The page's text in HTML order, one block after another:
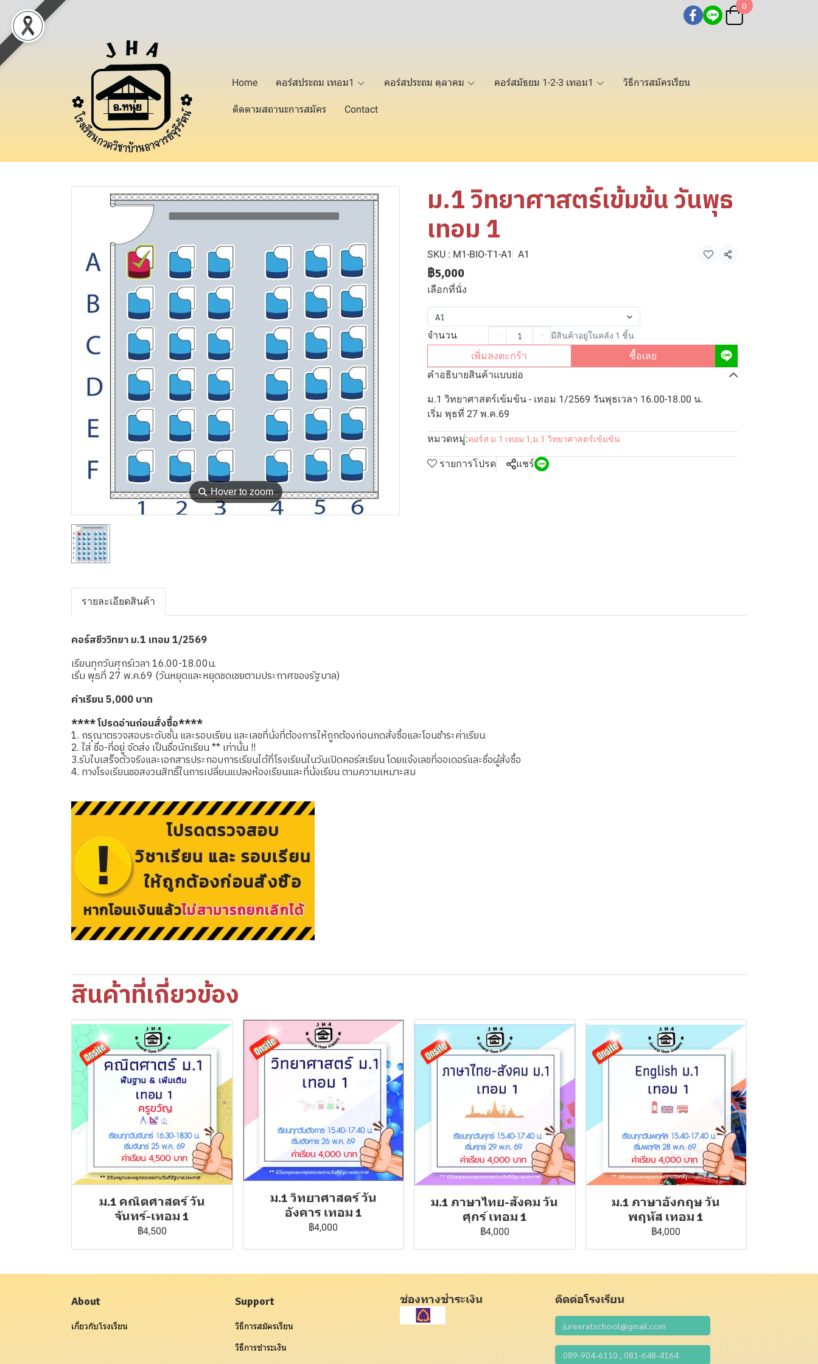
0
Home คอร์สประถม เทอม1 คอร์สประถม ตุลาคม คอร์สมัธยม 1-2-3 เทอม1 วิธีการสมัครเรียน
ติดตามสถานะการสมัคร Contact
⚲Hover to zoom
ม.1 วิทยาศาสตร์เข้มข้น วันพุธ
เทอม 1
SKU : M1-BIO-T1-A1 A1 แชร์
฿5,000
เลือกที่นั่ง
A1
จำนวน มีสินค้าอยู่ในคลัง 1 ชิ้น
เพิ่มลงตะกร้า
ซื้อเลย
คำอธิบายสินค้าแบบย่อ
ม.1 วิทยาศาสตร์เข้มข้น - เทอม 1/2569 วันพุธเวลา 16.00-18.00 น.
เริ่ม พุธที่ 27 พ.ค.69
หมวดหมู่:คอร์ส ม.1 เทอม 1 ,ม.1 วิทยาศาสตร์เข้มข้น
รายการโปรด แชร์
รายละเอียดสินค้า
คอร์สชีววิทยา ม.1 เทอม 1/2569
เรียนทุกวันศุกร์เวลา 16.00-18.00น.
เริ่ม พุธที่ 27 พ.ค.69 (วันหยุดและหยุดชดเชยตามประกาศของรัฐบาล)
ค่าเรียน 5,000 บาท
**** โปรดอ่านก่อนสั่งซื้อ****
1. กรุณาตรวจสอบระดับชั้น และรอบเรียน และเลขที่นั่งที่ต้องการให้ถูกต้องก่อนกดสั่งซื้อและโอนชำระค่าเรียน
2. ใส่ ชื่อ-ที่อยู่ จัดส่ง เป็นชื่อนักเรียน ** เท่านั้น !!
3.รับใบเสร็จตัวจริงและเอกสารประกอบการเรียนได้ที่โรงเรียนในวันเปิดคอร์สเรียน โดยแจ้งเลขที่ออเดอร์และชื่อผู้สั่งซื้อ
4. ทางโรงเรียนขอสงวนสิทธิ์ในการเปลี่ยนแปลงห้องเรียนและที่นั่งเรียน ตามความเหมาะสม
สินค้าที่เกี่ยวข้อง
ม.1 คณิตศาสตร์ วัน
จันทร์-เทอม 1
฿4,500
ม.1 วิทยาศาสตร์ วัน
อังคาร เทอม 1
฿4,000
ม.1 ภาษาไทย-สังคม วัน
ศุกร์ เทอม 1
฿4,000
ม.1 ภาษาอังกฤษ วัน
พฤหัส เทอม 1
฿4,000
About
เกี่ยวกับโรงเรียน
Support
วิธีการสมัครเรียน
วิธีการชำระเงิน
ช่องทางชำระเงิน ติดต่อโรงเรียน